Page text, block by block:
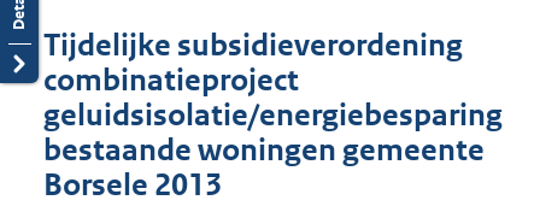
Tijdelijke subsidieverordening
combinatieproject
geluidsisolatie/energiebesparing
bestaande woningen gemeente
Borsele 2013